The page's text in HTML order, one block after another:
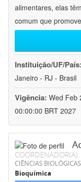
alimentares, elas
comum que promove
Instituição/UF/País:
Janeiro - RJ - Brasil
Vigência: Wed Feb
00:00:00 BRT 2027
COORDENADOR(A)
CIÊNCIAS BIOLÓGICAS
Bioquímica